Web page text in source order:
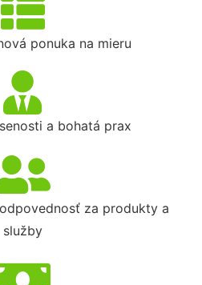
ponuka na mieru
a bohatá prax
za produkty a
služby